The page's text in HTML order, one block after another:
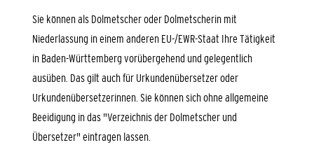
Sie können als Dolmetscher oder Dolmetscherin mit
Niederlassung in einem anderen EU-/EWR-Staat Ihre Tätigkeit
in Baden-Württemberg vorübergehend und gelegentlich
ausüben. Das gilt auch für Urkundenübersetzer oder
Urkundenübersetzerinnen. Sie können sich ohne allgemeine
Beeidigung in das "Verzeichnis der Dolmetscher und
Übersetzer" eintragen lassen.